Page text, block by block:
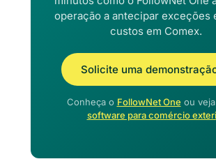
operação a antecipar exceções
custos em Comex.
Solicite uma
Conheça o FollowNet One ou
software para comércio